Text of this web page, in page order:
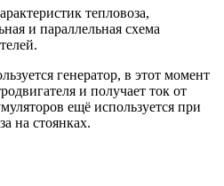
тепловоза,
и параллельная схема
генератор, в этот момент
и получает ток от
ещё используется при
на стоянках.